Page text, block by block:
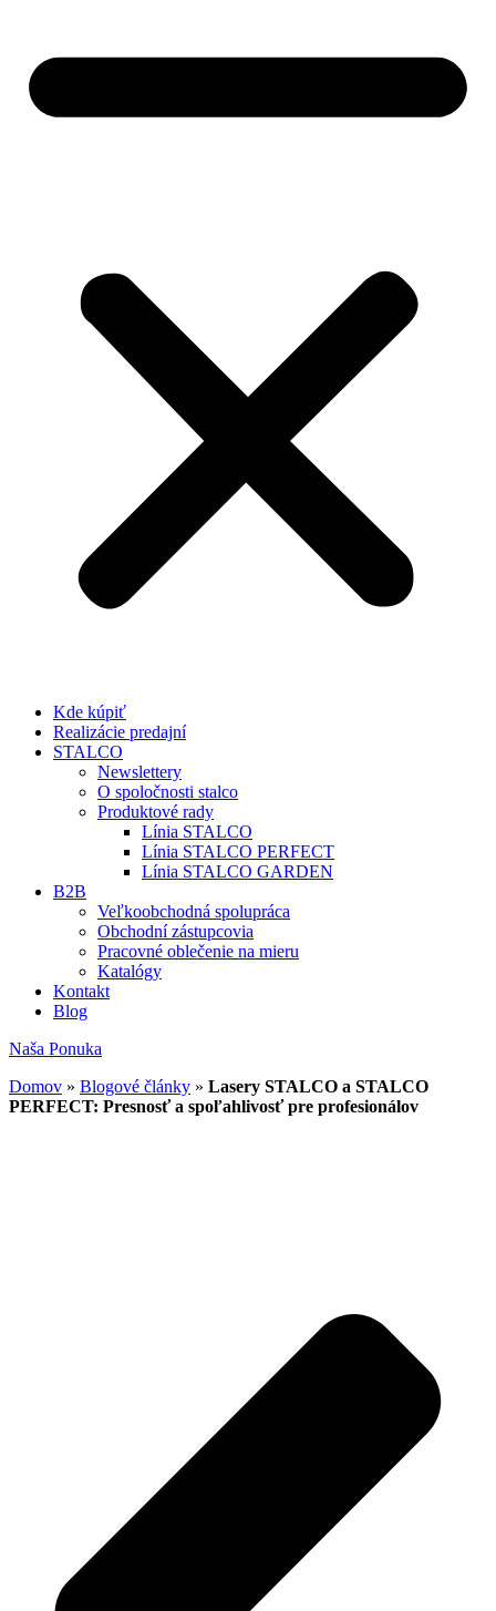
Kde kúpiť
Realizácie predajní
STALCO
Newslettery
O spoločnosti stalco
Produktové rady
Línia STALCO
Línia STALCO PERFECT
Línia STALCO GARDEN
B2B
Veľkoobchodná spolupráca
Obchodní zástupcovia
Pracovné oblečenie na mieru
Katalógy
Kontakt
Blog
Naša Ponuka
Domov » Blogové články » Lasery STALCO a STALCO
PERFECT: Presnosť a spoľahlivosť pre profesionálov